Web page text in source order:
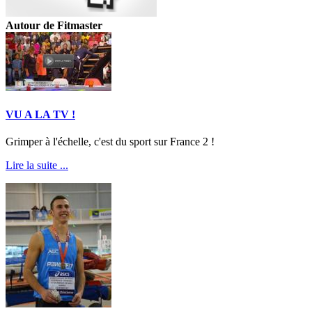
Autour de Fitmaster
VU A LA TV !
Grimper à l'échelle, c'est du sport sur France 2 !
Lire la suite ...